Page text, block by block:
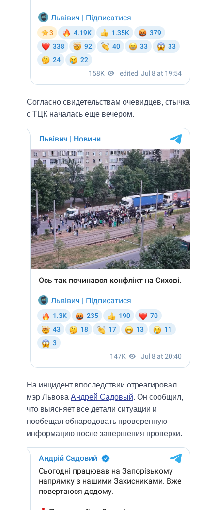
Согласно свидетельствам очевидцев, стычка
с ТЦК началась еще вечером.
На инцидент впоследствии отреагировал
мэр Львова Андрей Садовый. Он сообщил,
что выясняет все детали ситуации и
пообещал обнародовать проверенную
информацию после завершения проверки.